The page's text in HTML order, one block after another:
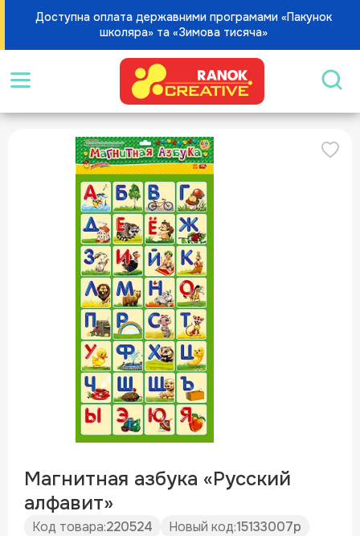
Доступна оплата державними програмами «Пакунок
школяра» та «Зимова тисяча»
Магнитная азбука «Русский
алфавит»
Код товара:220524 Новый код:15133007р